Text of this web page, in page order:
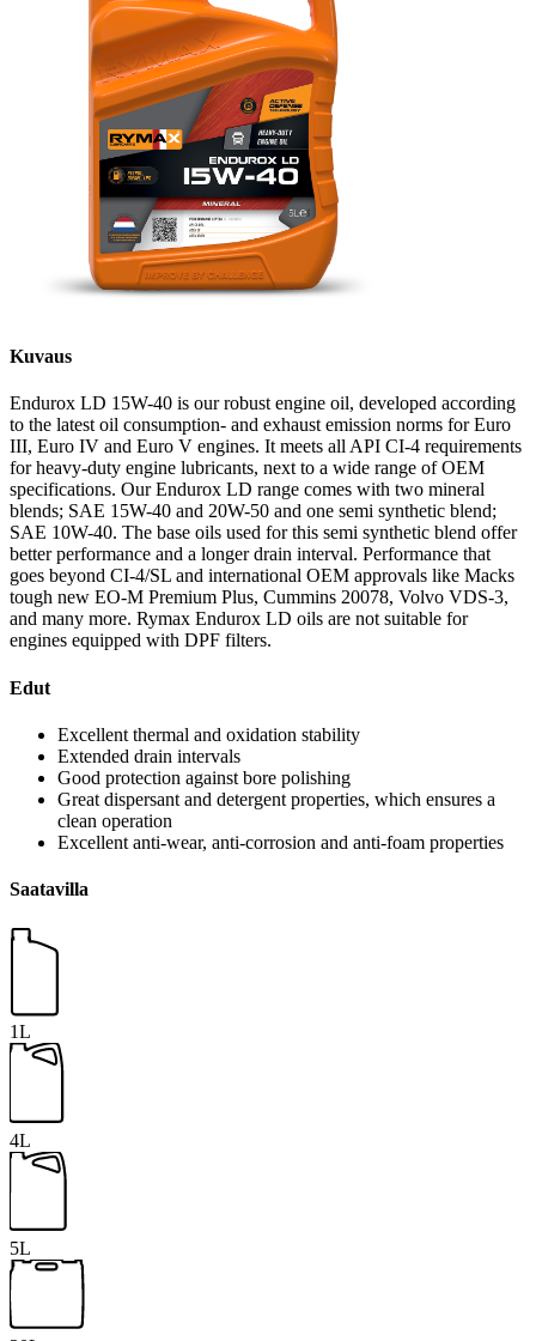
Kuvaus
Endurox LD 15W-40 is our robust engine oil, developed according
to the latest oil consumption- and exhaust emission norms for Euro
III, Euro IV and Euro V engines. It meets all API CI-4 requirements
for heavy-duty engine lubricants, next to a wide range of OEM
specifications. Our Endurox LD range comes with two mineral
blends; SAE 15W-40 and 20W-50 and one semi synthetic blend;
SAE 10W-40. The base oils used for this semi synthetic blend offer
better performance and a longer drain interval. Performance that
goes beyond CI-4/SL and international OEM approvals like Macks
tough new EO-M Premium Plus, Cummins 20078, Volvo VDS-3,
and many more. Rymax Endurox LD oils are not suitable for
engines equipped with DPF filters.
Edut
Excellent thermal and oxidation stability
Extended drain intervals
Good protection against bore polishing
Great dispersant and detergent properties, which ensures a
clean operation
Excellent anti-wear, anti-corrosion and anti-foam properties
Saatavilla
1L
4L
5L